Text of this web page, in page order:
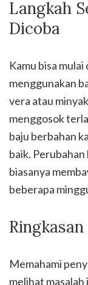
Langkah
Dicoba
Kamu bisa
menggunakan
vera atau
menggosok
baju berbahan
baik.
biasanya
beberapa
Ringkasan
Memahami
melihat masalah